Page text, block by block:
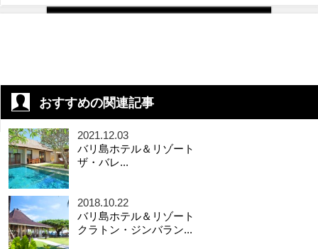
おすすめの関連記事
2021.12.03
バリ島ホテル＆リゾート
ザ・バレ...
2018.10.22
バリ島ホテル＆リゾート
クラトン・ジンバラン...